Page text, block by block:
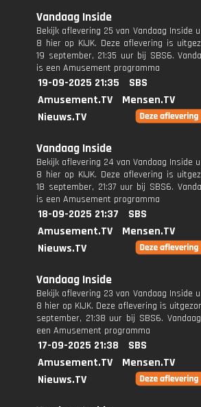
Vandaag Inside
Bekijk aflevering 25 van Vandaag Inside
8 hier op KIJK. Deze aflevering is
19 september, 21:35 uur bij SBS6.
is een Amusement programma
19-09-2025 21:35
SBS
Amusement.TV
Mensen.TV
Nieuws.TV
Vandaag Inside
Bekijk aflevering 24 van Vandaag Inside
8 hier op KIJK. Deze aflevering is
18 september, 21:37 uur bij SBS6.
is een Amusement programma
18-09-2025 21:37
SBS
Amusement.TV
Mensen.TV
Nieuws.TV
Vandaag Inside
Bekijk aflevering 23 van Vandaag Inside
8 hier op KIJK. Deze aflevering is
september, 21:38 uur bij SBS6.
een Amusement programma
17-09-2025 21:38
SBS
Amusement.TV
Mensen.TV
Nieuws.TV